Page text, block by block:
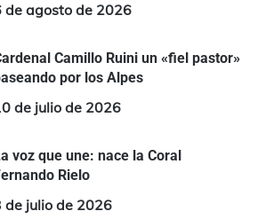
de agosto de 2026
Camillo Ruini un «fiel pastor»
por los Alpes
de julio de 2026
voz que une: nace la Coral
Rielo
de julio de 2026